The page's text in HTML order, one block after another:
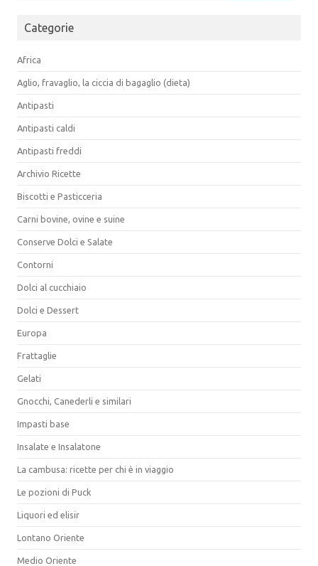
Categorie
Africa
Aglio, fravaglio, la ciccia di bagaglio (dieta)
Antipasti
Antipasti caldi
Antipasti freddi
Archivio Ricette
Biscotti e Pasticceria
Carni bovine, ovine e suine
Conserve Dolci e Salate
Contorni
Dolci al cucchiaio
Dolci e Dessert
Europa
Frattaglie
Gelati
Gnocchi, Canederli e similari
Impasti base
Insalate e Insalatone
La cambusa: ricette per chi è in viaggio
Le pozioni di Puck
Liquori ed elisir
Lontano Oriente
Medio Oriente